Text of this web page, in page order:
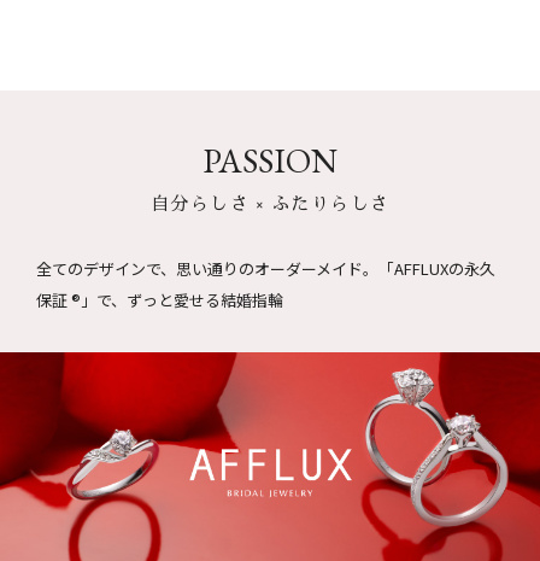
PASSION
自分らしさ × ふたりらしさ
全てのデザインで、思い通りのオーダーメイド。
「AFFLUXの永久
保証 ®」で、ずっと愛せる結婚指輪